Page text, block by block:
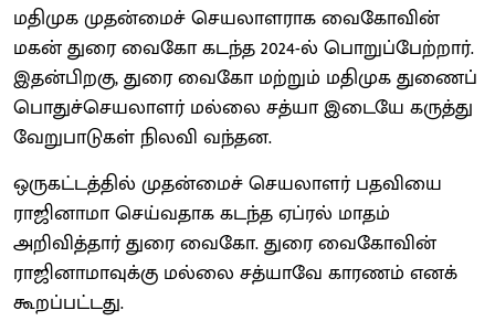
மதிமுக முதன்மைச் செயலாளராக வைகோவின்
மகன் துரை வைகோ கடந்த 2024-ல் பொறுப்பேற்றார்.
இதன்பிறகு, துரை வைகோ மற்றும் மதிமுக துணைப்
பொதுச்செயலாளர் மல்லை சத்யா இடையே கருத்து
வேறுபாடுகள் நிலவி வந்தன.
ஒருகட்டத்தில் முதன்மைச் செயலாளர் பதவியை
ராஜினாமா செய்வதாக கடந்த ஏப்ரல் மாதம்
அறிவித்தார் துரை வைகோ. துரை வைகோவின்
ராஜினாமாவுக்கு மல்லை சத்யாவே காரணம் எனக்
கூறப்பட்டது.